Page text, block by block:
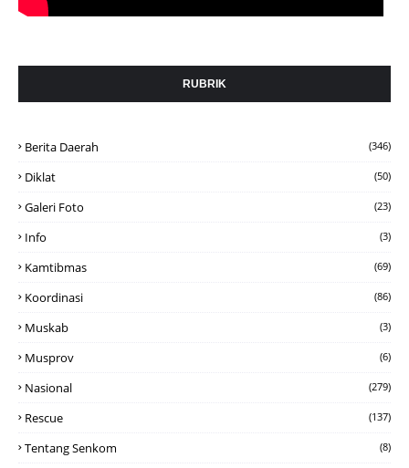
RUBRIK
Berita Daerah (346)
Diklat (50)
Galeri Foto (23)
Info (3)
Kamtibmas (69)
Koordinasi (86)
Muskab (3)
Musprov (6)
Nasional (279)
Rescue (137)
Tentang Senkom (8)